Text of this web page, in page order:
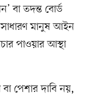
বা তদন্ত বোর্ড
সাধারণ মানুষ আইন
পাওয়ার আস্থা
পেশার দাবি নয়,